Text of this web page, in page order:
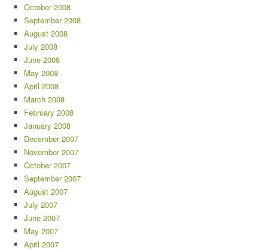
October 2008
September 2008
August 2008
July 2008
June 2008
May 2008
April 2008
March 2008
February 2008
January 2008
December 2007
November 2007
October 2007
September 2007
August 2007
July 2007
June 2007
May 2007
April 2007